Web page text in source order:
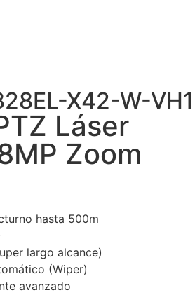
X42-W-VH1
Láser
Zoom
hasta 500m
largo alcance)
(Wiper)
avanzado